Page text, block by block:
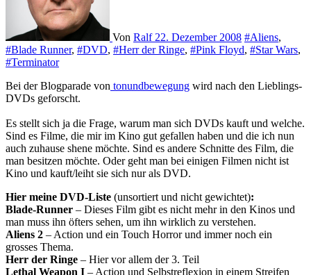
Von Ralf 22. Dezember 2008 #Aliens,
#Blade Runner, #DVD, #Herr der Ringe, #Pink Floyd, #Star Wars,
#Terminator
Bei der Blogparade von tonundbewegung wird nach den Lieblings-
DVDs geforscht.
Es stellt sich ja die Frage, warum man sich DVDs kauft und welche.
Sind es Filme, die mir im Kino gut gefallen haben und die ich nun
auch zuhause shene möchte. Sind es andere Schnitte des Film, die
man besitzen möchte. Oder geht man bei einigen Filmen nicht ist
Kino und kauft/leiht sie sich nur als DVD.
Hier meine DVD-Liste (unsortiert und nicht gewichtet):
Blade-Runner – Dieses Film gibt es nicht mehr in den Kinos und
man muss ihn öfters sehen, um ihn wirklich zu verstehen.
Aliens 2 – Action und ein Touch Horror und immer noch ein
grosses Thema.
Herr der Ringe – Hier vor allem der 3. Teil
Lethal Weapon I – Action und Selbstreflexion in einem Streifen